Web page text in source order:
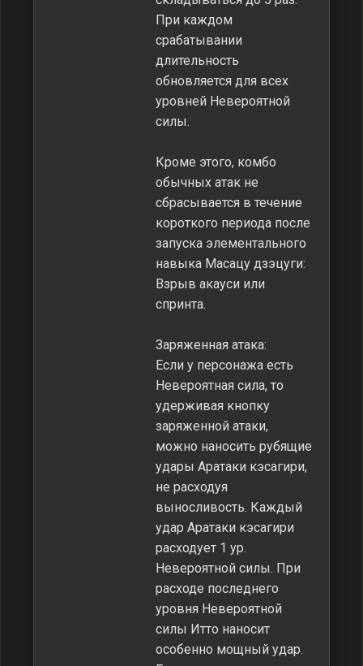
При каждом
срабатывании
длительность
обновляется для всех
уровней Невероятной
силы.
Кроме этого, комбо
обычных атак не
сбрасывается в течение
короткого периода после
запуска элементального
навыка Масацу дзэцуги:
Взрыв акауси или
спринта.
Заряженная атака:
Если у персонажа есть
Невероятная сила, то
удерживая кнопку
заряженной атаки,
можно наносить рубящие
удары Аратаки кэсагири,
не расходуя
выносливость. Каждый
удар Аратаки кэсагири
расходует 1 ур.
Невероятной силы. При
расходе последнего
уровня Невероятной
силы Итто наносит
особенно мощный удар.